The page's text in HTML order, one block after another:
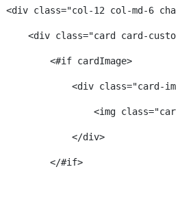
<div class="col-12 col-md-6
<div class="card card-
<#if cardImage>
<div class="card-
<img
</div>
</#if>